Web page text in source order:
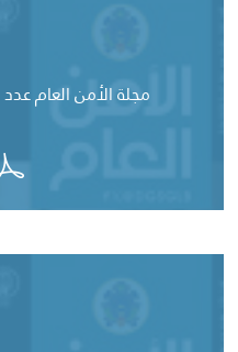
مجلة الأمن العام عدد 148 كانون الثاني 2026